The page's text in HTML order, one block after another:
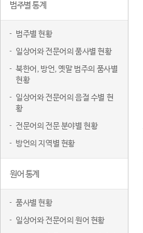
범주별 통계
범주별 현황
일상어와 전문어의 품사별 현황
북한어, 방언, 옛말 범주의 품사별
현황
일상어와 전문어의 음절 수별 현
황
전문어의 전문 분야별 현황
방언의 지역별 현황
원어 통계
품사별 현황
일상어와 전문어의 원어 현황